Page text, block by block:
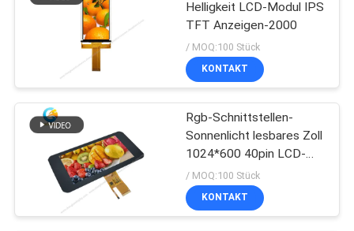
Helligkeit LCD-Modul IPS
TFT Anzeigen-2000
/ MOQ:100 Stück
KONTAKT
Rgb-Schnittstellen-
Sonnenlicht lesbares Zoll
1024*600 40pin LCD-
Anzeigen-7、
/ MOQ:100 Stück
KONTAKT